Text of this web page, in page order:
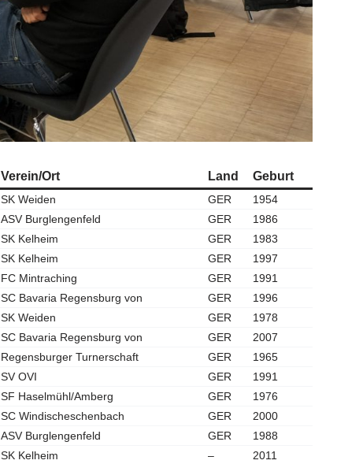
Verein/Ort Land Geburt
SK Weiden GER
1954
ASV Burglengenfeld GER
1986
SK Kelheim GER
1983
SK Kelheim GER
1997
FC Mintraching GER
1991
SC Bavaria Regensburg von GER
1996
SK Weiden GER
1978
SC Bavaria Regensburg von GER
2007
Regensburger Turnerschaft GER
1965
SV OVI GER
1991
SF Haselmühl/Amberg GER
1976
SC Windischeschenbach GER
2000
ASV Burglengenfeld GER
1988
SK Kelheim – 2011